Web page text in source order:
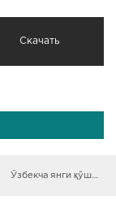
Скачать
Ўзбекча янги қўшиқлар